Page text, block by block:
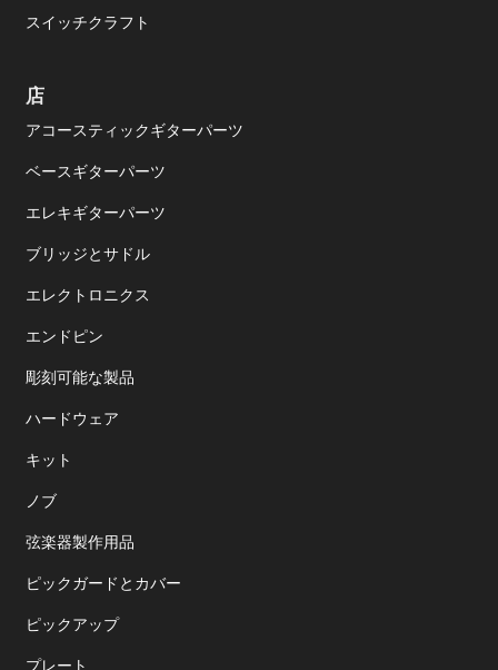
スイッチクラフト
店
アコースティックギターパーツ
ベースギターパーツ
エレキギターパーツ
ブリッジとサドル
エレクトロニクス
エンドピン
彫刻可能な製品
ハードウェア
キット
ノブ
弦楽器製作用品
ピックガードとカバー
ピックアップ
プレート